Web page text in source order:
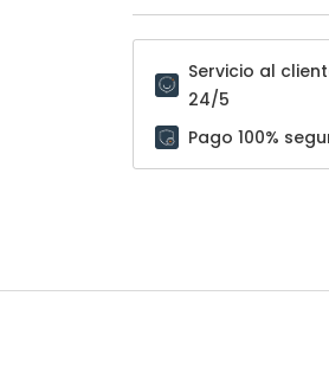
Servicio al
24/5
Pago 100%